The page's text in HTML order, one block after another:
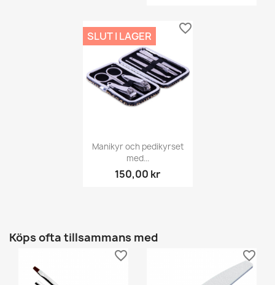
Manikyr och pedikyrset
med...
150,00 kr
SLUT I LAGER
favorite_border
Köps ofta tillsammans med
favorite_border favorite_border